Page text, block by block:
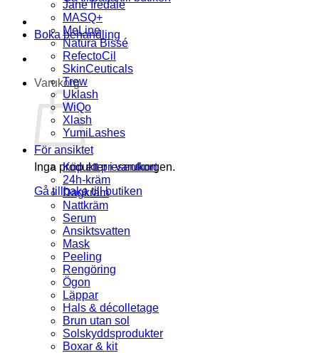
Boka behandling
Varukorg
Inga produkter i varukorgen.
Gå tillbaka till butiken
Jane Iredale
MASQ+
MeLine
Natura Bissé
RefectoCil
SkinCeuticals
Trew
Uklash
WiQo
Xlash
YumiLashes
För ansiktet
Köp ett presentkort
24h-kräm
Dagkräm
Nattkräm
Serum
Ansiktsvatten
Mask
Peeling
Rengöring
Ögon
Läppar
Hals & décolletage
Brun utan sol
Solskyddsprodukter
Boxar & kit